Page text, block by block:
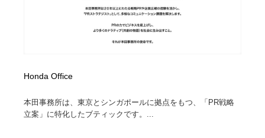
Honda Office
本田事務所は、東京とシンガポールに拠点をもつ、「PR戦略
立案」に特化したブティックです。...